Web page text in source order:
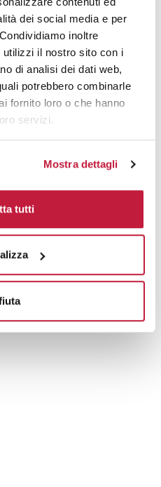
dei social media e per
inoltre
il nostro sito con i
di analisi dei dati web,
potrebbero combinarle
fornito loro o che hanno
servizi.
Mostra dettagli
tutti